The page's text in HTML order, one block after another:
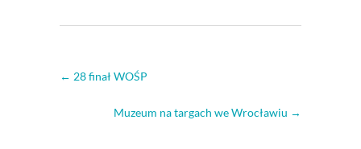
← 28 finał WOŚP
Muzeum na targach we Wrocławiu →